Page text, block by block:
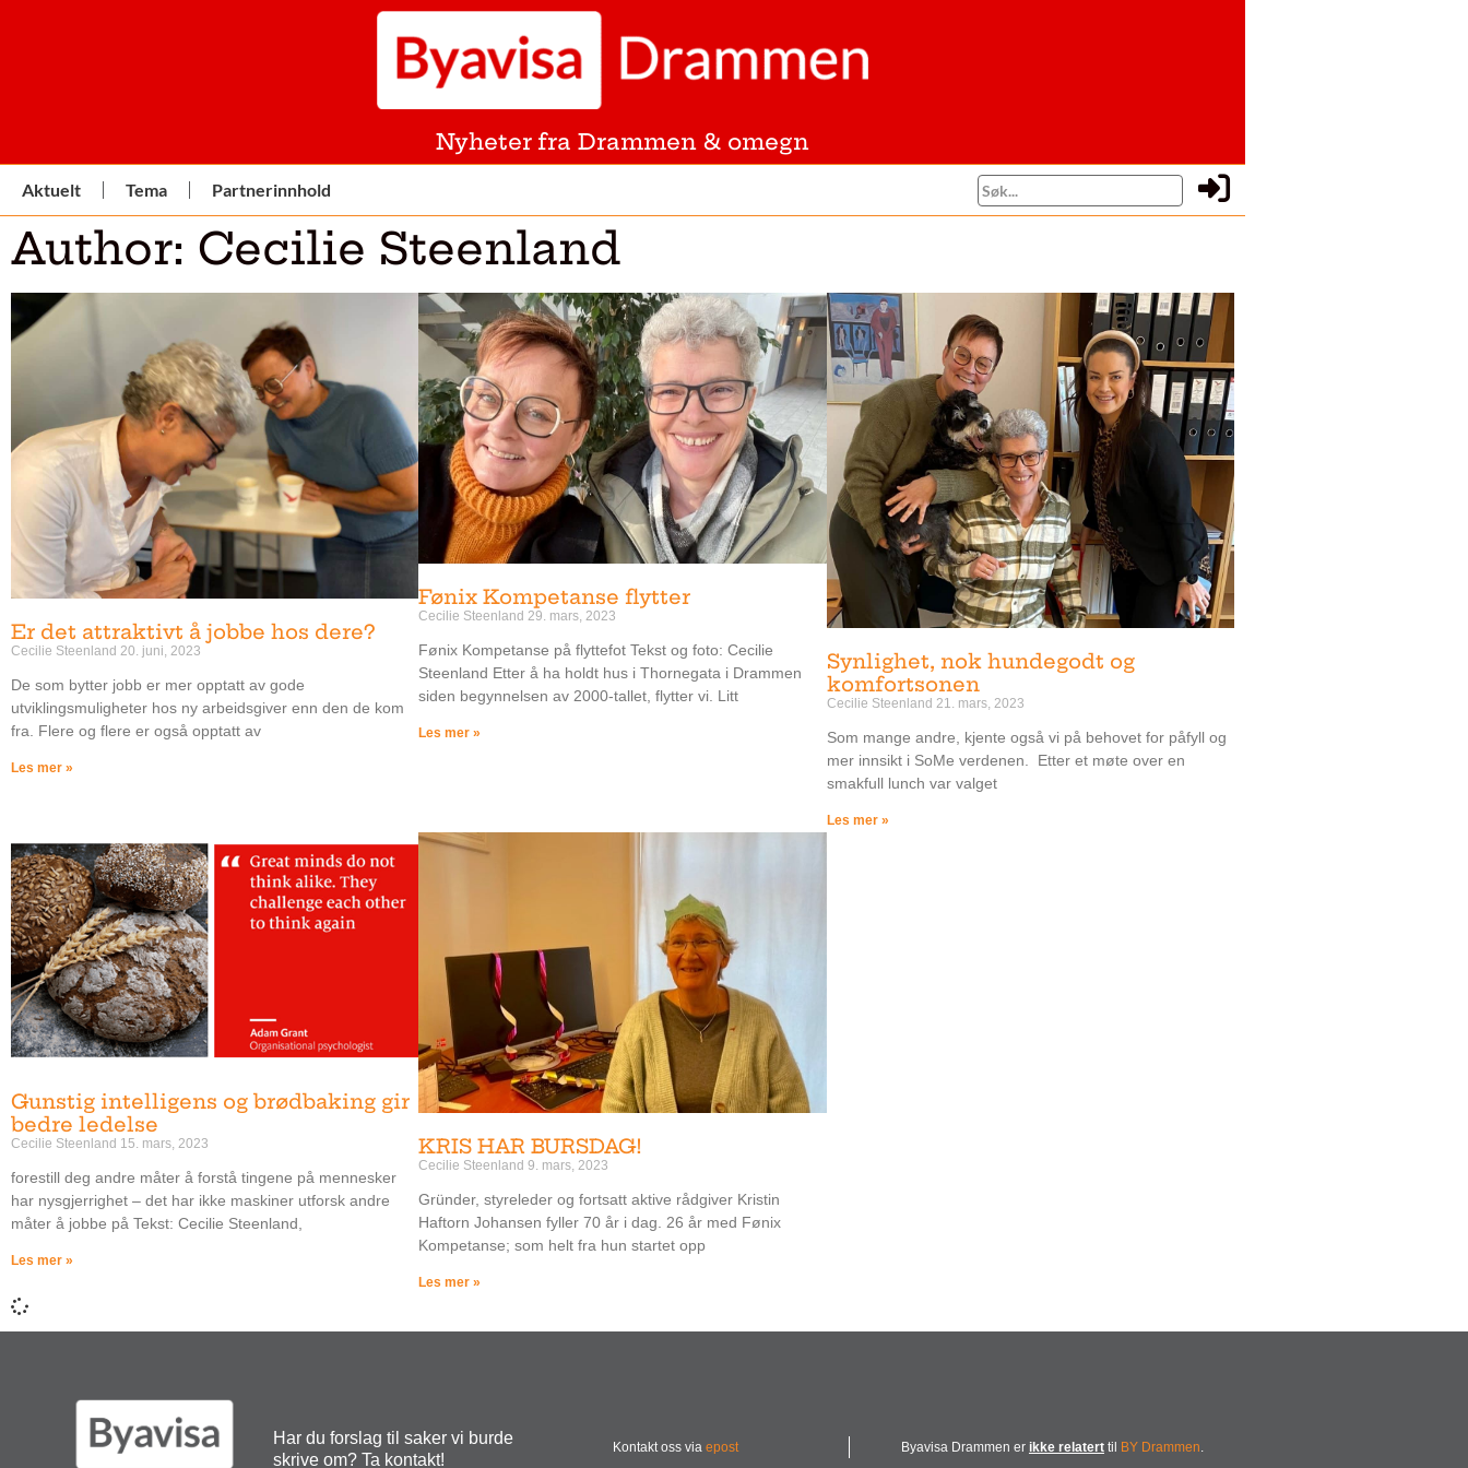
Nyheter fra Drammen & omegn
Aktuelt Tema Partnerinnhold
Author: Cecilie Steenland
Er det attraktivt å jobbe hos dere?
Cecilie Steenland 20. juni, 2023
De som bytter jobb er mer opptatt av gode
utviklingsmuligheter hos ny arbeidsgiver enn den de kom
fra. Flere og flere er også opptatt av
Les mer »
Fønix Kompetanse flytter
Cecilie Steenland29. mars, 2023
Fønix Kompetanse på flyttefot Tekst og foto: Cecilie
Steenland Etter å ha holdt hus i Thornegata i Drammen
siden begynnelsen av 2000-tallet, flytter vi. Litt
Les mer »
Synlighet, nok hundegodt og
komfortsonen
Cecilie Steenland 21. mars, 2023
Som mange andre, kjente også vi på behovet for påfyll og
mer innsikt i SoMe verdenen. Etter et møte over en
smakfull lunch var valget
Les mer »
Gunstig intelligens og brødbaking gir
bedre ledelse
Cecilie Steenland 15. mars, 2023
forestill deg andre måter å forstå tingene på mennesker
har nysgjerrighet – det har ikke maskiner utforsk andre
måter å jobbe på Tekst: Cecilie Steenland,
Les mer »
KRIS HAR BURSDAG!
Cecilie Steenland9. mars, 2023
Gründer, styreleder og fortsatt aktive rådgiver Kristin
Haftorn Johansen fyller 70 år i dag. 26 år med Fønix
Kompetanse; som helt fra hun startet opp
Les mer »
Har du forslag til saker vi burde
skrive om? Ta kontakt!
Kontakt oss viaepost Byavisa Drammen er ikke relaterttil BY Drammen